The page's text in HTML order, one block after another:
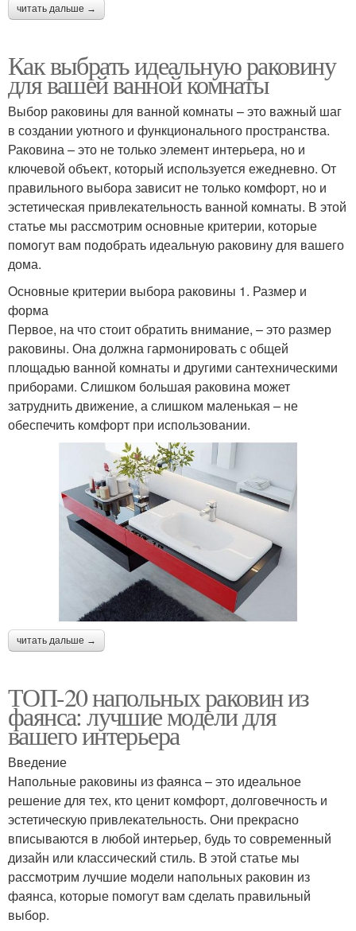
читать дальше →
Как выбрать идеальную раковину
для вашей ванной комнаты
Выбор раковины для ванной комнаты – это важный шаг
в создании уютного и функционального пространства.
Раковина – это не только элемент интерьера, но и
ключевой объект, который используется ежедневно. От
правильного выбора зависит не только комфорт, но и
эстетическая привлекательность ванной комнаты. В этой
статье мы рассмотрим основные критерии, которые
помогут вам подобрать идеальную раковину для вашего
дома.
Основные критерии выбора раковины 1. Размер и
форма
Первое, на что стоит обратить внимание, – это размер
раковины. Она должна гармонировать с общей
площадью ванной комнаты и другими сантехническими
приборами. Слишком большая раковина может
затруднить движение, а слишком маленькая – не
обеспечить комфорт при использовании.
читать дальше →
ТОП-20 напольных раковин из
фаянса: лучшие модели для
вашего интерьера
Введение
Напольные раковины из фаянса – это идеальное
решение для тех, кто ценит комфорт, долговечность и
эстетическую привлекательность. Они прекрасно
вписываются в любой интерьер, будь то современный
дизайн или классический стиль. В этой статье мы
рассмотрим лучшие модели напольных раковин из
фаянса, которые помогут вам сделать правильный
выбор.